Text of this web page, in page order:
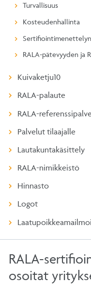
Turvallisuus
Kosteudenhallinta
RALA-pätevyyden ja
Kuivaketju10
RALA-palaute
RALA-
Palvelut tilaajalle
Lautakuntakäsittely
RALA-nimikkeistö
Hinnasto
Logot
RALA-
osoitat